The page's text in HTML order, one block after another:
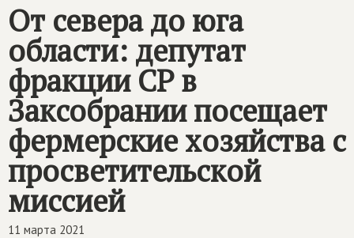
От севера до юга
области: депутат
фракции СР в
Заксобрании посещает
фермерские хозяйства с
просветительской
миссией
11 марта 2021